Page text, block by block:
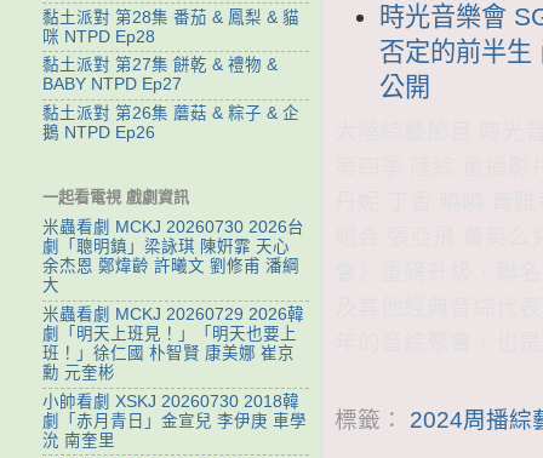
時光音樂會
否定的前半生
公開
標籤： 2024周播綜
黏土派對 第28集 番茄 & 鳳梨 & 貓
咪 NTPD Ep28
黏土派對 第27集 餅乾 & 禮物 &
BABY NTPD Ep27
黏土派對 第26集 蘑菇 & 粽子 & 企
鵝 NTPD Ep26
一起看電視 戲劇資訊
米蟲看劇 MCKJ 20260730 2026台
劇「聰明鎮」梁詠琪 陳姸霏 天心
余杰恩 鄭煒齡 許曦文 劉修甫 潘綱
大
米蟲看劇 MCKJ 20260729 2026韓
劇「明天上班見！」「明天也要上
班！」徐仁國 朴智賢 康美娜 崔京
勳 元奎彬
小帥看劇 XSKJ 20260730 2018韓
劇「赤月青日」金宣兒 李伊庚 車學
沇 南奎里